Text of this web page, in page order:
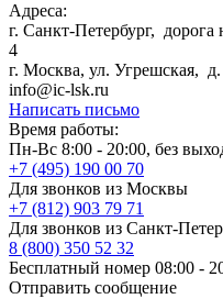
Адреса:
г. Санкт-Петербург, дорога
4
г. Москва, ул. Угрешская,
info@ic-lsk.ru
Написать письмо
Время работы:
Пн-Вс 8:00 - 20:00, без
+7 (495) 190 00 70
Для звонков из Москвы
+7 (812) 903 79 71
Для звонков из Санкт-
8 (800) 350 52 32
Бесплатный номер 08:00 -
Отправить сообщение